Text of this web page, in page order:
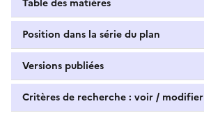
Table des matières
Position dans la série du plan
Versions publiées
Critères de recherche : voir / modifier